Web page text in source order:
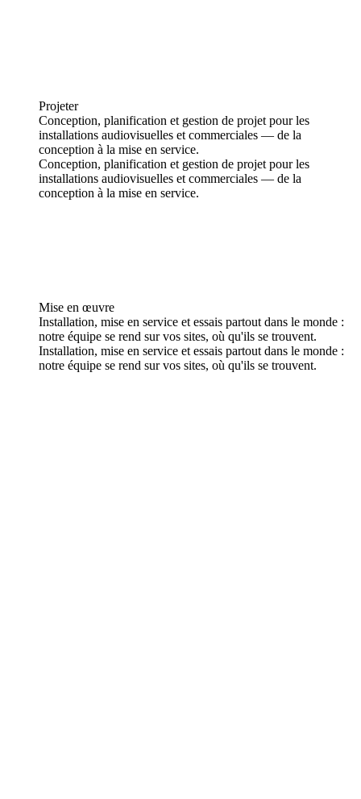
Projeter
Conception, planification et gestion de projet pour les
installations audiovisuelles et commerciales — de la
conception à la mise en service.
Conception, planification et gestion de projet pour les
installations audiovisuelles et commerciales — de la
conception à la mise en service.
Mise en œuvre
Installation, mise en service et essais partout dans le monde :
notre équipe se rend sur vos sites, où qu'ils se trouvent.
Installation, mise en service et essais partout dans le monde :
notre équipe se rend sur vos sites, où qu'ils se trouvent.